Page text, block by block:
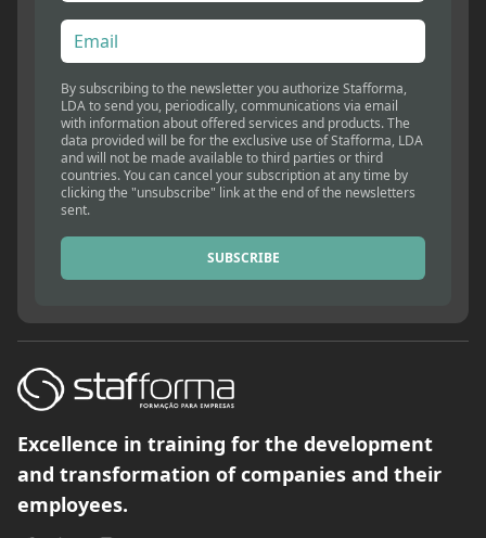
By subscribing to the newsletter you authorize Stafforma,
LDA to send you, periodically, communications via email
with information about offered services and products. The
data provided will be for the exclusive use of Stafforma, LDA
and will not be made available to third parties or third
countries. You can cancel your subscription at any time by
clicking the "unsubscribe" link at the end of the newsletters
sent.
SUBSCRIBE
Excellence in training for the development
and transformation of companies and their
employees.